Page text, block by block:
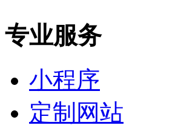
专业服务
小程序
定制网站